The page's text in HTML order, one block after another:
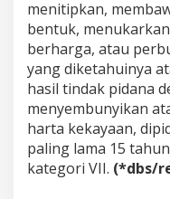
menitipkan,
bentuk,
berharga, atau
yang diketahuinya
hasil tindak pidana
menyembunyikan
harta kekayaan,
paling lama 15
kategori VII. (*dbs/